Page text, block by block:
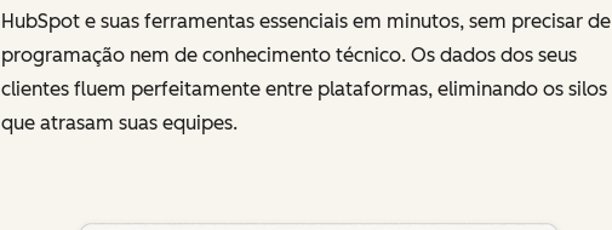
HubSpot e suas ferramentas essenciais em minutos, sem precisar de
programação nem de conhecimento técnico. Os dados dos seus
clientes fluem perfeitamente entre plataformas, eliminando os silos
que atrasam suas equipes.